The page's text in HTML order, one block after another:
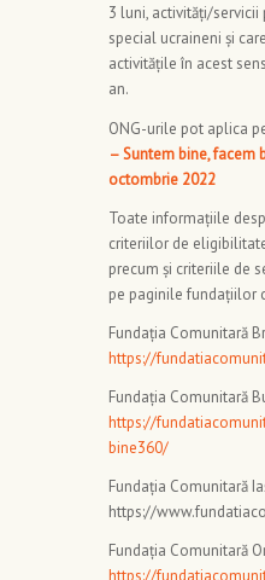
3 luni, activități/servicii
special ucraineni și
activitățile în acest
an.
ONG-urile pot aplica
– Suntem bine, facem
octombrie 2022
Toate informațiile
criteriilor de
precum și criteriile de
pe paginile fundațiilor
Fundația Comunitară
https://
Fundația Comunitară
https://
bine360/
Fundația Comunitară
https://
Fundația Comunitară
https://